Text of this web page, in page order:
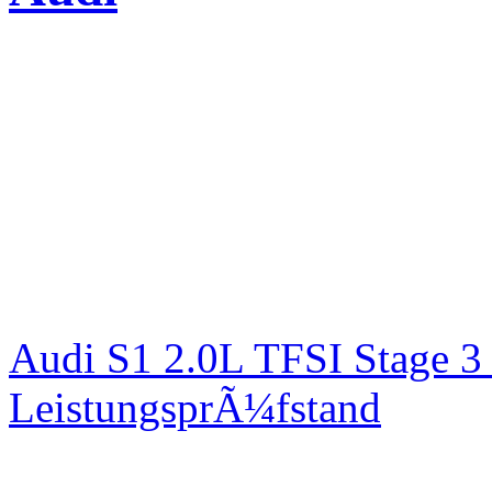
Audi S1 2.0L TFSI Stage
LeistungsprÃ¼fstand